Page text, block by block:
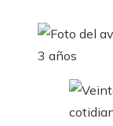
3 años